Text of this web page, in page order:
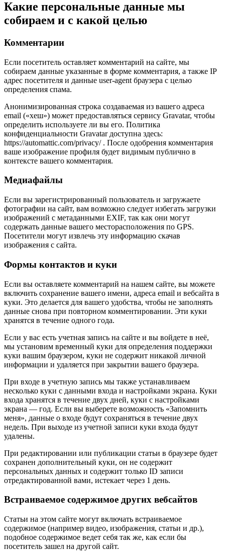
Какие персональные данные мы
собираем и с какой целью
Комментарии
Если посетитель оставляет комментарий на сайте, мы
собираем данные указанные в форме комментария, а также IP
адрес посетителя и данные user-agent браузера с целью
определения спама.
Анонимизированная строка создаваемая из вашего адреса
email («хеш») может предоставляться сервису Gravatar, чтобы
определить используете ли вы его. Политика
конфиденциальности Gravatar доступна здесь:
https://automattic.com/privacy/ . После одобрения комментария
ваше изображение профиля будет видимым публично в
контексте вашего комментария.
Медиафайлы
Если вы зарегистрированный пользователь и загружаете
фотографии на сайт, вам возможно следует избегать загрузки
изображений с метаданными EXIF, так как они могут
содержать данные вашего месторасположения по GPS.
Посетители могут извлечь эту информацию скачав
изображения с сайта.
Формы контактов и куки
Если вы оставляете комментарий на нашем сайте, вы можете
включить сохранение вашего имени, адреса email и вебсайта в
куки. Это делается для вашего удобства, чтобы не заполнять
данные снова при повторном комментировании. Эти куки
хранятся в течение одного года.
Если у вас есть учетная запись на сайте и вы войдете в неё,
мы установим временный куки для определения поддержки
куки вашим браузером, куки не содержит никакой личной
информации и удаляется при закрытии вашего браузера.
При входе в учетную запись мы также устанавливаем
несколько куки с данными входа и настройками экрана. Куки
входа хранятся в течение двух дней, куки с настройками
экрана — год. Если вы выберете возможность «Запомнить
меня», данные о входе будут сохраняться в течение двух
недель. При выходе из учетной записи куки входа будут
удалены.
При редактировании или публикации статьи в браузере будет
сохранен дополнительный куки, он не содержит
персональных данных и содержит только ID записи
отредактированной вами, истекает через 1 день.
Встраиваемое содержимое других вебсайтов
Статьи на этом сайте могут включать встраиваемое
содержимое (например видео, изображения, статьи и др.),
подобное содержимое ведет себя так же, как если бы
посетитель зашел на другой сайт.